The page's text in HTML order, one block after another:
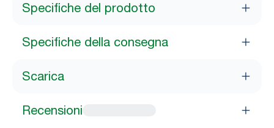
Specifiche del prodotto
Specifiche della consegna
Scarica
Recensioni